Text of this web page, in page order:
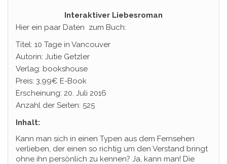
Interaktiver Liebesroman
Hier ein paar Daten zum Buch:
Titel: 10 Tage in Vancouver
Autorin: Jutie Getzler
Verlag: bookshouse
Preis: 3,99€ E-Book
Erscheinung: 20. Juli 2016
Anzahl der Seiten: 525
Inhalt:
Kann man sich in einen Typen aus dem Fernsehen
verlieben, der einen so richtig um den Verstand bringt
ohne ihn persönlich zu kennen? Ja, kann man! Die